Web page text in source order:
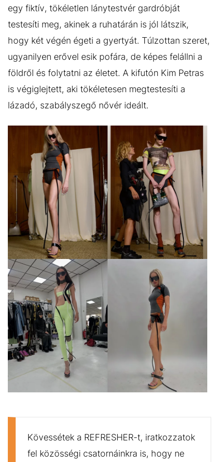
egy fiktív, tökéletlen lánytestvér gardróbját
testesíti meg, akinek a ruhatárán is jól látszik,
hogy két végén égeti a gyertyát. Túlzottan szeret,
ugyanilyen erővel esik pofára, de képes felállni a
földről és folytatni az életet. A kifutón Kim Petras
is végiglejtett, aki tökéletesen megtestesíti a
lázadó, szabályszegő nővér ideált.
Kövessétek a REFRESHER-t, iratkozzatok
fel közösségi csatornáinkra is, hogy ne